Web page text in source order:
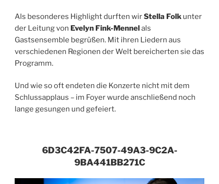
Als besonderes Highlight durften wirStella Folk unter
der Leitung von Evelyn Fink-Mennelals
Gastsensemble begrüßen. Mit ihren Liedern aus
verschiedenen Regionen der Welt bereicherten sie das
Programm.
Und wie so oft endeten die Konzerte nicht mit dem
Schlussapplaus – im Foyer wurde anschließend noch
lange gesungen und gefeiert.
6D3C42FA-7507-49A3-9C2A-
9BA441BB271C